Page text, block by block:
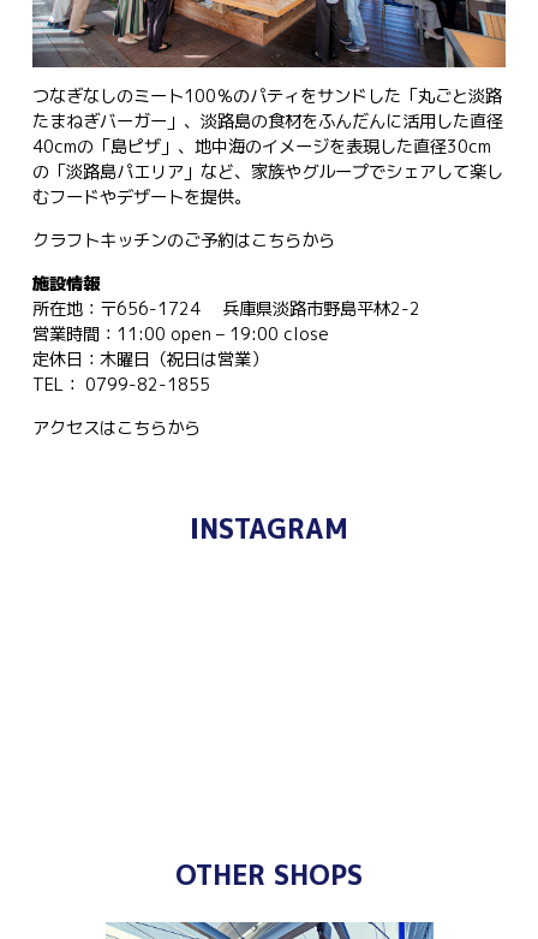
つなぎなしのミート100％のパティをサンドした「丸ごと淡路
たまねぎバーガー」、淡路島の食材をふんだんに活用した直径
40cmの「島ピザ」、地中海のイメージを表現した直径30cm
の「淡路島パエリア」など、家族やグループでシェアして楽し
むフードやデザートを提供。
クラフトキッチンのご予約はこちらから
施設情報
所在地：〒656-1724 兵庫県淡路市野島平林2-2
営業時間：11:00 open – 19:00 close
定休日：木曜日（祝日は営業）
TEL： 0799-82-1855
アクセスはこちらから
INSTAGRAM
OTHER SHOPS